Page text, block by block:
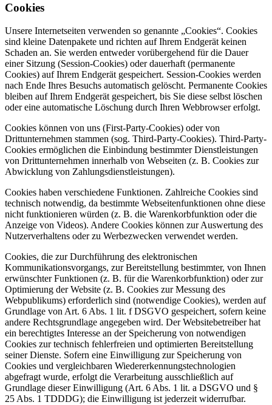
Cookies
Unsere Internetseiten verwenden so genannte „Cookies“. Cookies
sind kleine Datenpakete und richten auf Ihrem Endgerät keinen
Schaden an. Sie werden entweder vorübergehend für die Dauer
einer Sitzung (Session-Cookies) oder dauerhaft (permanente
Cookies) auf Ihrem Endgerät gespeichert. Session-Cookies werden
nach Ende Ihres Besuchs automatisch gelöscht. Permanente Cookies
bleiben auf Ihrem Endgerät gespeichert, bis Sie diese selbst löschen
oder eine automatische Löschung durch Ihren Webbrowser erfolgt.
Cookies können von uns (First-Party-Cookies) oder von
Drittunternehmen stammen (sog. Third-Party-Cookies). Third-Party-
Cookies ermöglichen die Einbindung bestimmter Dienstleistungen
von Drittunternehmen innerhalb von Webseiten (z. B. Cookies zur
Abwicklung von Zahlungsdienstleistungen).
Cookies haben verschiedene Funktionen. Zahlreiche Cookies sind
technisch notwendig, da bestimmte Webseitenfunktionen ohne diese
nicht funktionieren würden (z. B. die Warenkorbfunktion oder die
Anzeige von Videos). Andere Cookies können zur Auswertung des
Nutzerverhaltens oder zu Werbezwecken verwendet werden.
Cookies, die zur Durchführung des elektronischen
Kommunikationsvorgangs, zur Bereitstellung bestimmter, von Ihnen
erwünschter Funktionen (z. B. für die Warenkorbfunktion) oder zur
Optimierung der Website (z. B. Cookies zur Messung des
Webpublikums) erforderlich sind (notwendige Cookies), werden auf
Grundlage von Art. 6 Abs. 1 lit. f DSGVO gespeichert, sofern keine
andere Rechtsgrundlage angegeben wird. Der Websitebetreiber hat
ein berechtigtes Interesse an der Speicherung von notwendigen
Cookies zur technisch fehlerfreien und optimierten Bereitstellung
seiner Dienste. Sofern eine Einwilligung zur Speicherung von
Cookies und vergleichbaren Wiedererkennungstechnologien
abgefragt wurde, erfolgt die Verarbeitung ausschließlich auf
Grundlage dieser Einwilligung (Art. 6 Abs. 1 lit. a DSGVO und §
25 Abs. 1 TDDDG); die Einwilligung ist jederzeit widerrufbar.